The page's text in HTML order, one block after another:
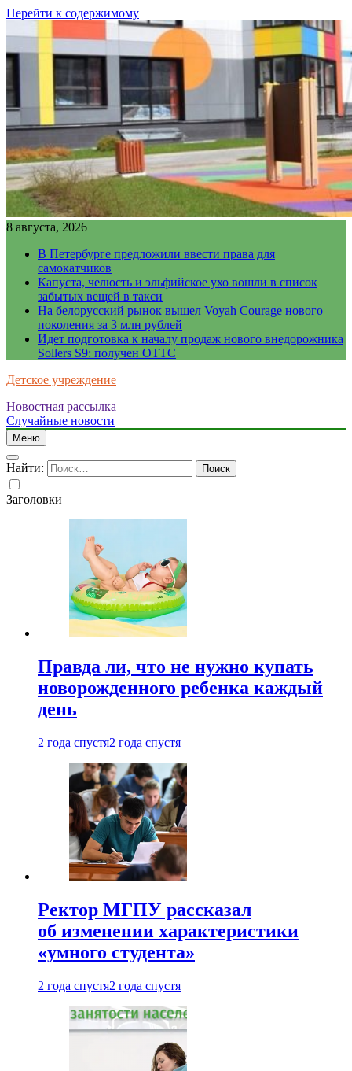
Перейти к содержимому
8 августа, 2026
В Петербурге предложили ввести права для
самокатчиков
Капуста, челюсть и эльфийское ухо вошли в список
забытых вещей в такси
На белорусский рынок вышел Voyah Courage нового
поколения за 3 млн рублей
Идет подготовка к началу продаж нового внедорожника
Sollers S9: получен ОТТС
Детское учреждение
Новостная рассылка
Случайные новости
Меню
Найти:
Заголовки
Правда ли, что не нужно купать
новорожденного ребенка каждый
день
2 года спустя2 года спустя
Ректор МГПУ рассказал
об изменении характеристики
«умного студента»
2 года спустя2 года спустя